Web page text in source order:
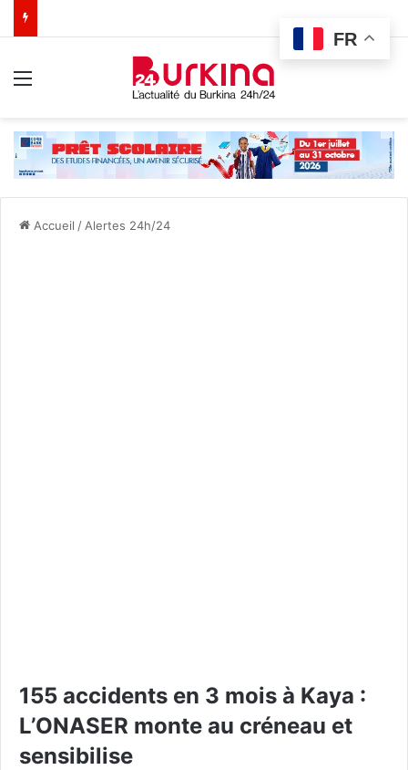
Accueil / Alertes 24h/24
155 accidents en 3 mois à Kaya :
L’ONASER monte au créneau et
sensibilise
FR